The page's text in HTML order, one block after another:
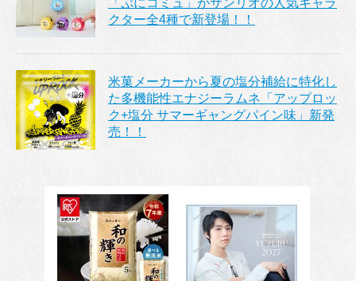
「ぷにコミュ」がサンリオの人気キャラ
クター全4種で新登場！！
米菓メーカーから夏の塩分補給に特化し
た多機能性エナジーラムネ「アップロッ
ク+塩分 サマーギャングパイン味」新発
売！！